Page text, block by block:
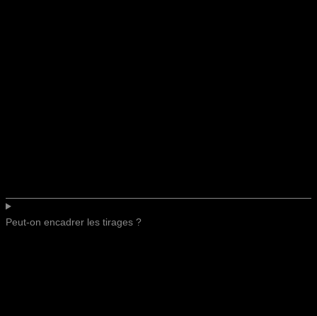
Peut-on encadrer les tirages ?